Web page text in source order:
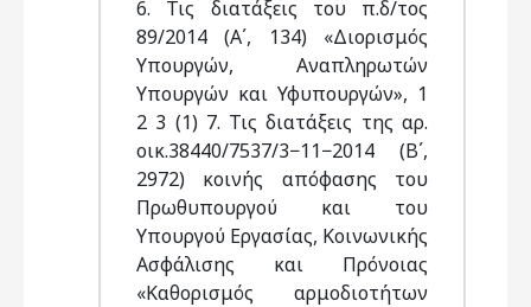
6. Τις διατάξεις του π.δ/τος
89/2014 (Α΄, 134) «Διορισμός
Υπουργών, Αναπληρωτών
Υπουργών και Υφυπουργών», 1
2 3 (1) 7. Τις διατάξεις της αρ.
οικ.38440/7537/3−11−2014 (Β΄,
2972) κοινής απόφασης του
Πρωθυπουργού και του
Υπουργού Εργασίας, Κοινωνικής
Ασφάλισης και Πρόνοιας
«Καθορισμός αρμοδιοτήτων